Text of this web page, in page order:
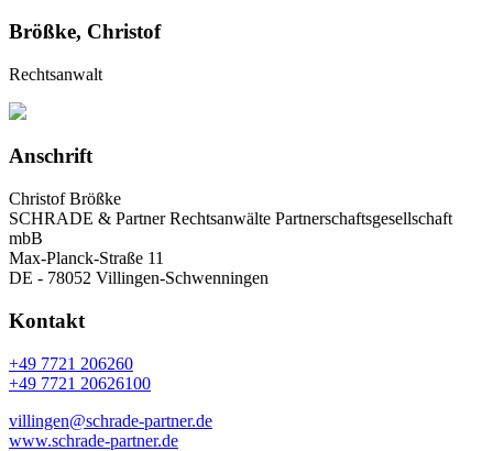
Brößke, Christof
Rechtsanwalt
Anschrift
Christof Brößke
SCHRADE & Partner Rechtsanwälte Partnerschaftsgesellschaft
mbB
Max-Planck-Straße 11
DE - 78052 Villingen-Schwenningen
Kontakt
+49 7721 206260
+49 7721 20626100
villingen@schrade-partner.de
www.schrade-partner.de